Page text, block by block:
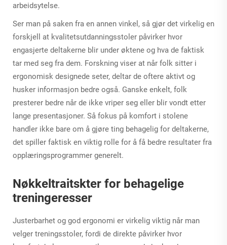
arbeidsytelse.
Ser man på saken fra en annen vinkel, så gjør det virkelig en
forskjell at kvalitetsutdanningsstoler påvirker hvor
engasjerte deltakerne blir under øktene og hva de faktisk
tar med seg fra dem. Forskning viser at når folk sitter i
ergonomisk designede seter, deltar de oftere aktivt og
husker informasjon bedre også. Ganske enkelt, folk
presterer bedre når de ikke vriper seg eller blir vondt etter
lange presentasjoner. Så fokus på komfort i stolene
handler ikke bare om å gjøre ting behagelig for deltakerne,
det spiller faktisk en viktig rolle for å få bedre resultater fra
opplæringsprogrammer generelt.
Nøkkeltraitskter for behagelige
treningeresser
Justerbarhet og god ergonomi er virkelig viktig når man
velger treningsstoler, fordi de direkte påvirker hvor